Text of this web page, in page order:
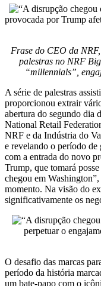
provocada por Trump
Frase do CEO da
palestras no NRF
“millennials”,
A série de palestras
proporcionou extrair
abertura do segundo dia
National Retail
NRF e da Indústria do
e revelando o período
com a entrada do novo
Trump, que tomará
chegou em
momento. Na visão do
significativamente os
perpetuar o
O desafio das marcas
período da história
um bate-papo com o